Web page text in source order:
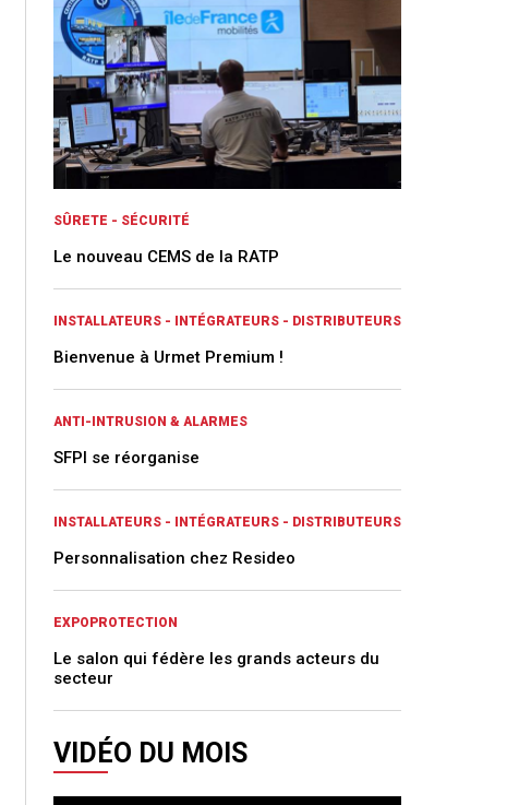
SÛRETE - SÉCURITÉ
Le nouveau CEMS de la RATP
INSTALLATEURS - INTÉGRATEURS - DISTRIBUTEURS
Bienvenue à Urmet Premium !
ANTI-INTRUSION & ALARMES
SFPI se réorganise
INSTALLATEURS - INTÉGRATEURS - DISTRIBUTEURS
Personnalisation chez Resideo
EXPOPROTECTION
Le salon qui fédère les grands acteurs du
secteur
VIDÉO DU MOIS